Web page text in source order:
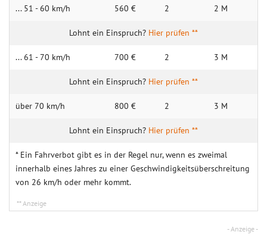
... 51 - 60 km/h 560 € 2 2 M
Hier prüfen **
... 61 - 70 km/h 700 € 2 3 M
Hier prüfen **
über 70 km/h 800 € 2 3 M
Hier prüfen **
* Ein Fahrverbot gibt es in der Regel nur, wenn es zweimal
innerhalb eines Jahres zu einer Geschwindigkeitsüberschreitung
von 26 km/h oder mehr kommt.